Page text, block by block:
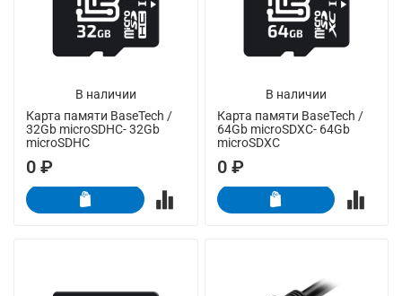
В наличии
Карта памяти BaseTech /
32Gb microSDHC- 32Gb
microSDHC
0 ₽
В наличии
Карта памяти BaseTech /
64Gb microSDXC- 64Gb
microSDXC
0 ₽